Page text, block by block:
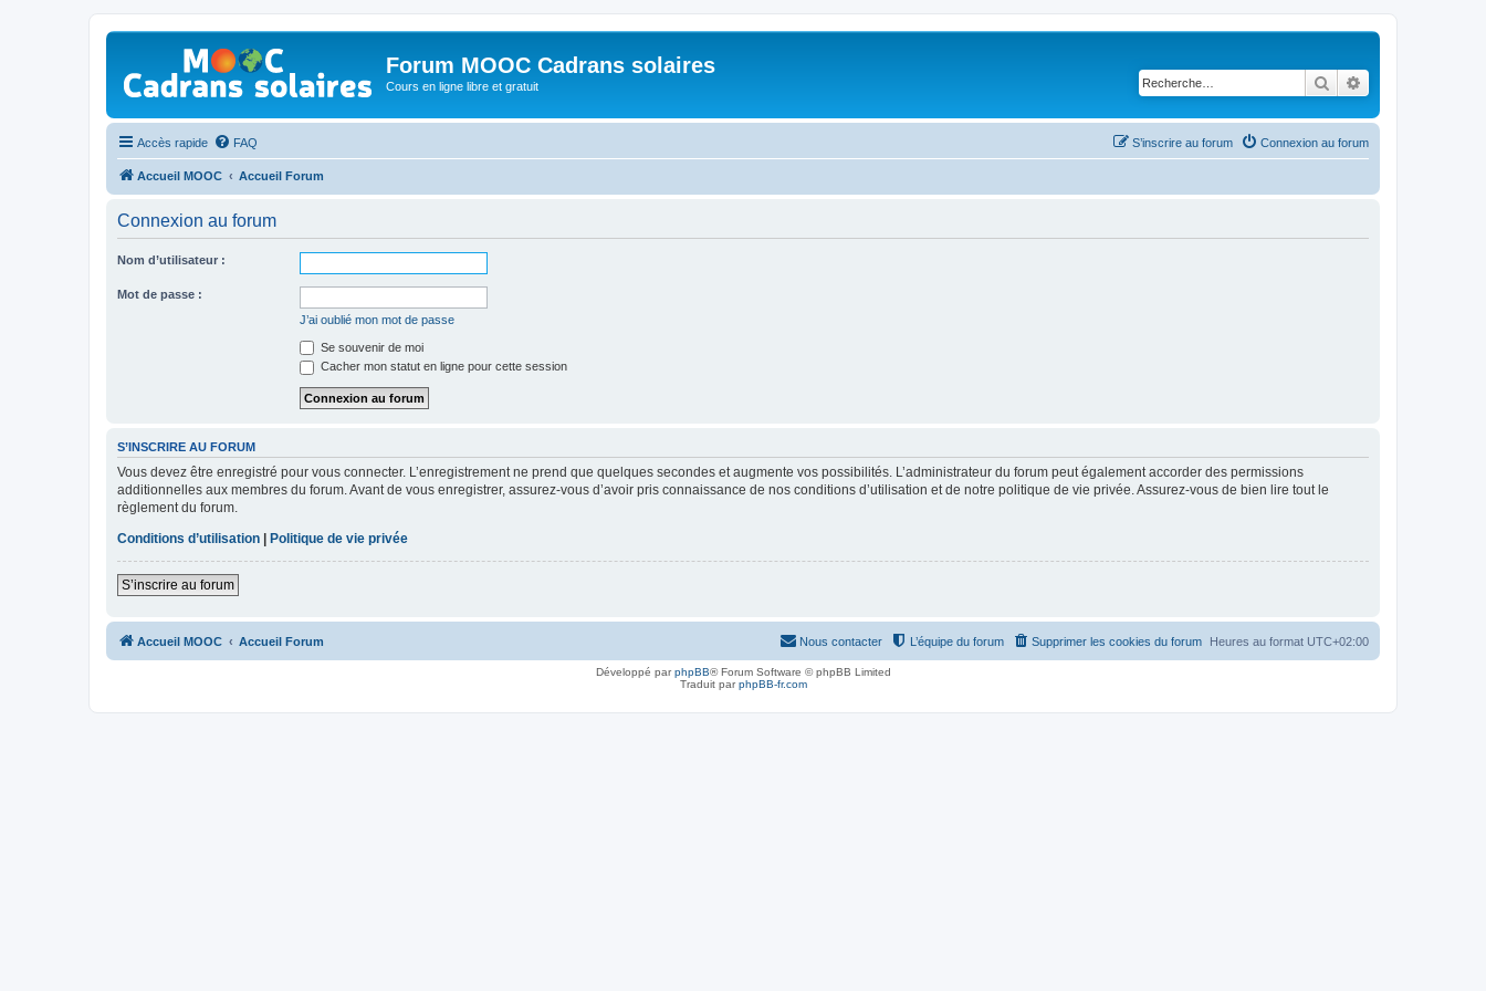
Forum MOOC Cadrans solaires
Cours en ligne libre et gratuit Rechercher
Accès rapide FAQ Connexion au forum
S’inscrire au forum
Accueil MOOC Accueil Forum
Connexion au forum
Nom d’utilisateur :
Mot de passe :
J’ai oublié mon mot de passe
Se souvenir de moi
Cacher mon statut en ligne pour cette session
S’INSCRIRE AU FORUM
Vous devez être enregistré pour vous connecter. L’enregistrement ne prend que quelques secondes et augmente vos possibilités. L’administrateur du forum peut également accorder des permissions
additionnelles aux membres du forum. Avant de vous enregistrer, assurez-vous d’avoir pris connaissance de nos conditions d’utilisation et de notre politique de vie privée. Assurez-vous de bien lire tout le
règlement du forum.
Conditions d’utilisation
Politique de vie privée
S’inscrire au forum
Accueil MOOC Accueil Forum Heures au format UTC+02:00
Supprimer les cookies du forum
L’équipe du forum
Nous contacter
Développé parphpBB® Forum Software © phpBB Limited
Traduit parphpBB-fr.com